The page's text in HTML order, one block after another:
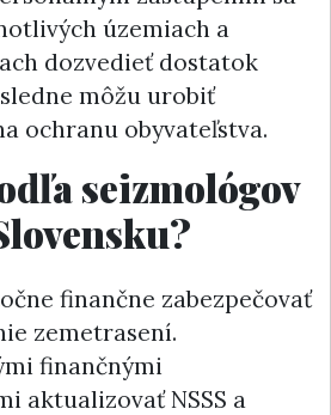
územiach a
dozvedieť dostatok
môžu urobiť
ochranu obyvateľstva.
seizmológov
finančne zabezpečovať
zemetrasení.
finančnými
aktualizovať NSSS a